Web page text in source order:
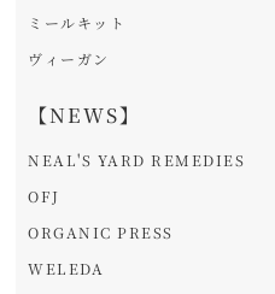
ミールキット
ヴィーガン
【NEWS】
NEAL'S YARD REMEDIES
OFJ
ORGANIC PRESS
WELEDA